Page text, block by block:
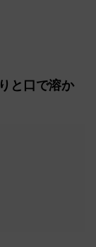
と口で溶か